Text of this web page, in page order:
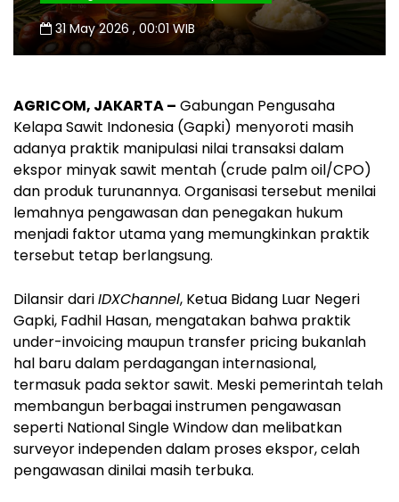
31 May 2026 , 00:01 WIB
AGRICOM, JAKARTA – Gabungan Pengusaha
Kelapa Sawit Indonesia (Gapki) menyoroti masih
adanya praktik manipulasi nilai transaksi dalam
ekspor minyak sawit mentah (crude palm oil/CPO)
dan produk turunannya. Organisasi tersebut menilai
lemahnya pengawasan dan penegakan hukum
menjadi faktor utama yang memungkinkan praktik
tersebut tetap berlangsung.
Dilansir dariIDXChannel, Ketua Bidang Luar Negeri
Gapki, Fadhil Hasan, mengatakan bahwa praktik
under-invoicing maupun transfer pricing bukanlah
hal baru dalam perdagangan internasional,
termasuk pada sektor sawit. Meski pemerintah telah
membangun berbagai instrumen pengawasan
seperti National Single Window dan melibatkan
surveyor independen dalam proses ekspor, celah
pengawasan dinilai masih terbuka.